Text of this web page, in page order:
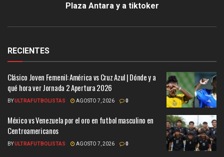
Plaza Antara y a tiktoker
RECIENTES
Clásico Joven Femenil: América vs Cruz Azul | Dónde y a
qué hora ver Jornada 2 Apertura 2026
BYULTRAFUTBOLISTAS AGOSTO 7, 2026 0
México vs Venezuela por el oro en futbol masculino en
Centroamericanos
BYULTRAFUTBOLISTAS AGOSTO 7, 2026 0